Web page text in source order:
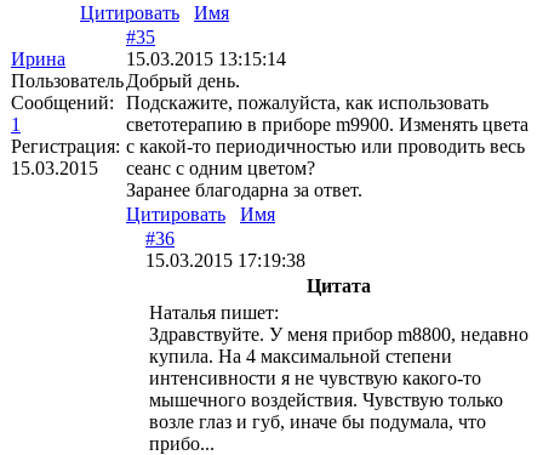
Цитировать
Имя
Ирина
Пользователь
Сообщений:
1
Регистрация:
15.03.2015
#35
15.03.2015 13:15:14
Добрый день.
Подскажите, пожалуйста, как использовать
светотерапию в приборе m9900. Изменять цвета
с какой-то периодичностью или проводить весь
сеанс с одним цветом?
Заранее благодарна за ответ.
Цитировать
Имя
#36
15.03.2015 17:19:38
Цитата
Наталья пишет:
Здравствуйте. У меня прибор m8800, недавно
купила. На 4 максимальной степени
интенсивности я не чувствую какого-то
мышечного воздействия. Чувствую только
возле глаз и губ, иначе бы подумала, что
прибо...